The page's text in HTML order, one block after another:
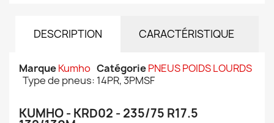
DESCRIPTION CARACTÉRISTIQUE
MarqueKumho CatégoriePNEUS POIDS LOURDS
Type de pneus: 14PR, 3PMSF
KUMHO - KRD02 - 235/75 R17.5